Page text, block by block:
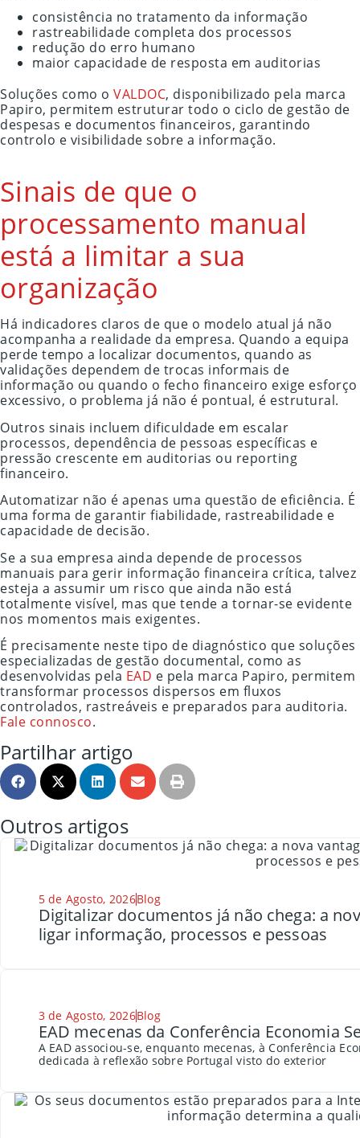
consistência no tratamento da informação
rastreabilidade completa dos processos
redução do erro humano
maior capacidade de resposta em auditorias
Soluções como o VALDOC, disponibilizado pela marca
Papiro, permitem estruturar todo o ciclo de gestão de
despesas e documentos financeiros, garantindo
controlo e visibilidade sobre a informação.
Sinais de que o
processamento manual
está a limitar a sua
organização
Há indicadores claros de que o modelo atual já não
acompanha a realidade da empresa. Quando a equipa
perde tempo a localizar documentos, quando as
validações dependem de trocas informais de
informação ou quando o fecho financeiro exige esforço
excessivo, o problema já não é pontual, é estrutural.
Outros sinais incluem dificuldade em escalar
processos, dependência de pessoas específicas e
pressão crescente em auditorias ou reporting
financeiro.
Automatizar não é apenas uma questão de eficiência. É
uma forma de garantir fiabilidade, rastreabilidade e
capacidade de decisão.
Se a sua empresa ainda depende de processos
manuais para gerir informação financeira crítica, talvez
esteja a assumir um risco que ainda não está
totalmente visível, mas que tende a tornar-se evidente
nos momentos mais exigentes.
É precisamente neste tipo de diagnóstico que soluções
especializadas de gestão documental, como as
desenvolvidas pela EAD e pela marca Papiro, permitem
transformar processos dispersos em fluxos
controlados, rastreáveis e preparados para auditoria.
Fale connosco.
Partilhar artigo
Outros artigos
5 de Agosto, 2026Blog
Digitalizar documentos já não chega: a
ligar informação, processos e pessoas
3 de Agosto, 2026Blog
EAD mecenas da Conferência Economia
A EAD associou-se, enquanto mecenas, à Conferência
dedicada à reflexão sobre Portugal visto do exterior